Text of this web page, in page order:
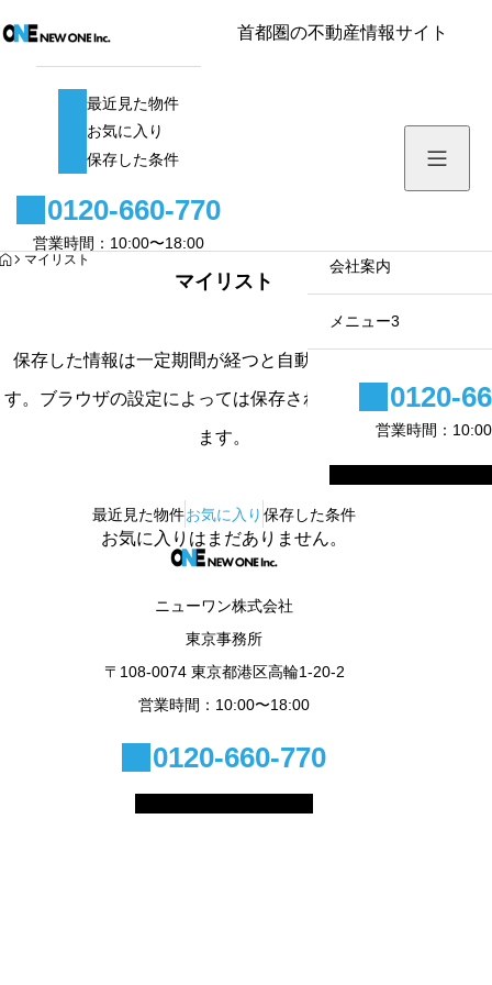
保存した条件
サブメニュー1
サブメニュー2
会社案内
メニュー3
0120-
営業時間：
首都圏の不動産情報サイト
最近見た物件
お気に入り
保存した条件
0120-660-770
営業時間：10:00〜18:00
HOME
マイリスト
マイリスト
保存した情報は一定期間が経つと自動的に削除されま
す。ブラウザの設定によっては保存されない場合があり
ます。
最近見た物件お気に入り 保存した条件
お気に入りはまだありません。
ニューワン株式会社
東京事務所
〒108-0074 東京都港区高輪1-20-2
営業時間：10:00〜18:00
0120-660-770